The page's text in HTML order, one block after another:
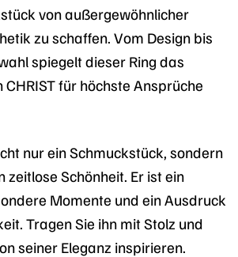
von außergewöhnlicher
zu schaffen. Vom Design bis
spiegelt dieser Ring das
CHRIST für höchste Ansprüche
nur ein Schmuckstück, sondern
zeitlose Schönheit. Er ist ein
Momente und ein Ausdruck
Tragen Sie ihn mit Stolz und
seiner Eleganz inspirieren.